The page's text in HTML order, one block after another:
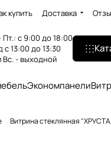
купить Доставка
Пт.: с 9:00 до 18:00
с 13:00 до 13:30
Вс. - выходной
Экономпанели
Витрина стеклянная